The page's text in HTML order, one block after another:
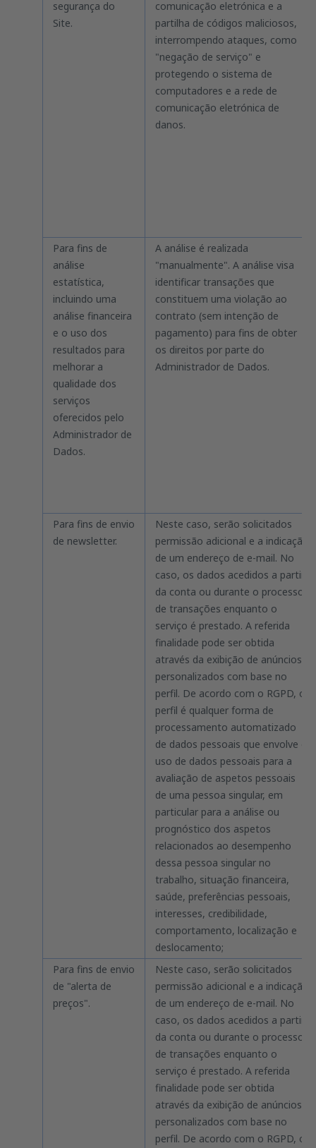
segurança do
Site.
comunicação eletrónica e a
partilha de códigos maliciosos,
interrompendo ataques, como
"negação de serviço" e
protegendo o sistema de
computadores e a rede de
comunicação eletrónica de
danos.
Para fins de
análise
estatística,
incluindo uma
análise financeira
e o uso dos
resultados para
melhorar a
qualidade dos
serviços
oferecidos pelo
Administrador de
Dados.
A análise é realizada
"manualmente". A análise visa
identificar transações que
constituem uma violação ao
contrato (sem intenção de
pagamento) para fins de obter
os direitos por parte do
Administrador de Dados.
Para fins de envio
de newsletter.
Neste caso, serão solicitados
permissão adicional e a indicação
de um endereço de e-mail. No
caso, os dados acedidos a partir
da conta ou durante o processo
de transações enquanto o
serviço é prestado. A referida
finalidade pode ser obtida
através da exibição de anúncios
personalizados com base no
perfil. De acordo com o RGPD, o
perfil é qualquer forma de
processamento automatizado
de dados pessoais que envolve o
uso de dados pessoais para a
avaliação de aspetos pessoais
de uma pessoa singular, em
particular para a análise ou
prognóstico dos aspetos
relacionados ao desempenho
dessa pessoa singular no
trabalho, situação financeira,
saúde, preferências pessoais,
interesses, credibilidade,
comportamento, localização e
deslocamento;
Para fins de envio
de "alerta de
preços".
Neste caso, serão solicitados
permissão adicional e a indicação
de um endereço de e-mail. No
caso, os dados acedidos a partir
da conta ou durante o processo
de transações enquanto o
serviço é prestado. A referida
finalidade pode ser obtida
através da exibição de anúncios
personalizados com base no
perfil. De acordo com o RGPD, o